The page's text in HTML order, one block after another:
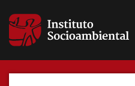
para
conteúdo